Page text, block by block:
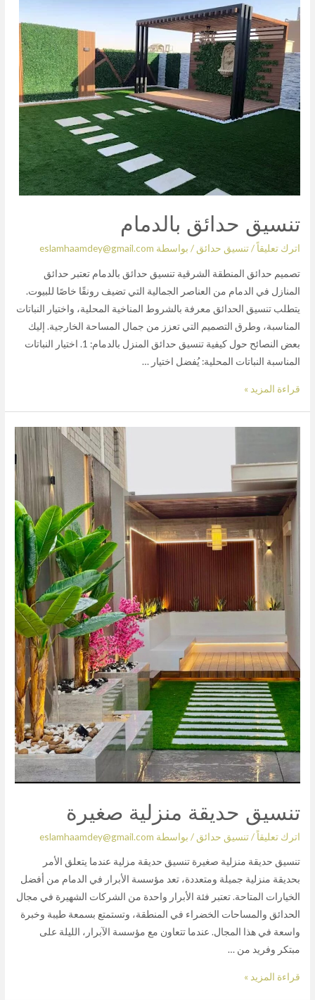
تنسيق حدائق بالدمام
اترك تعليقاً/تنسيق حدائق/ بواسطة eslamhaamdey@gmail.com
تصميم حدائق المنطقة الشرقية تنسيق حدائق بالدمام تعتبر حدائق
المنازل في الدمام من العناصر الجمالية التي تضيف رونقًا خاصًا للبيوت.
يتطلب تنسيق الحدائق معرفة بالشروط المناخية المحلية، واختيار النباتات
المناسبة، وطرق التصميم التي تعزز من جمال المساحة الخارجية. إليك
بعض النصائح حول كيفية تنسيق حدائق المنزل بالدمام: 1. اختيار النباتات
المناسبة النباتات المحلية: يُفضل اختيار …
قراءة المزيد »
تنسيق حديقة منزلية صغيرة
اترك تعليقاً/تنسيق حدائق / بواسطة eslamhaamdey@gmail.com
تنسيق حديقة منزلية صغيرة تنسيق حديقة مزلية عندما يتعلق الأمر
بحديقة منزلية جميلة ومتعددة، تعد مؤسسة الأبرار في الدمام من أفضل
الخيارات المتاحة. تعتبر فئة الأبرار واحدة من الشركات الشهيرة في مجال
الحدائق والمساحات الخضراء في المنطقة، وتستمتع بسمعة طيبة وخبرة
واسعة في هذا المجال. عندما تتعاون مع مؤسسة الآبرار، الليلة على
مبتكر وفريد ​​من …
قراءة المزيد »